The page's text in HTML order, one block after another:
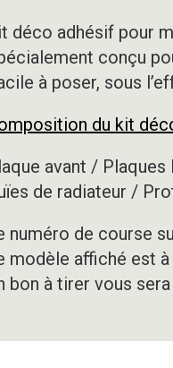
déco adhésif pour
conçu
à poser, sous
du kit
avant /
de radiateur /
numéro de course
modèle affiché est à
bon à tirer vous